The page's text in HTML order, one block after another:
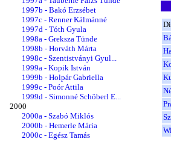
1997b - Bakó Erzsébet
1997c - Renner Kálmánné
1997d - Tóth Gyula
1998a - Greksza Tünde
1998b - Horváth Márta
1998c - Szentistványi Gyul...
1999a - Kopik István
1999b - Holpár Gabriella
1999c - Poór Attila
1999d - Simonné Schöberl E...
2000
2000a - Szabó Miklós
2000b - Hemerle Mária
2000c - Egész Tamás